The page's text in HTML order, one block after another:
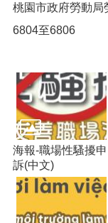
政
信
見
問
題
桃
園
市
入
口
網
桃園市政府勞動局
6804至6806
海報-職場性騷擾申
訴(中文)